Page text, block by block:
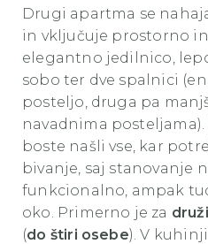
Drugi apartma se
in vključuje prostorno
elegantno jedilnico,
sobo ter dve spalnici
posteljo, druga pa
navadnima
boste našli vse, kar
bivanje, saj stanovanje
funkcionalno, ampak
oko. Primerno je za
(do štiri osebe). V